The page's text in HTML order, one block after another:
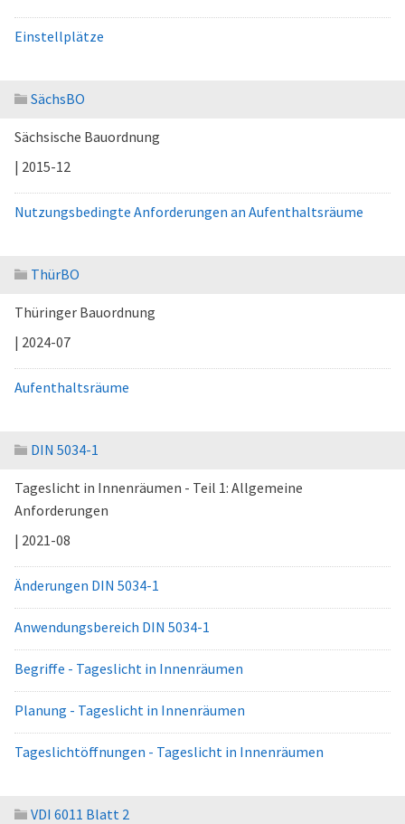
Einstellplätze
SächsBO
Sächsische Bauordnung
| 2015-12
Nutzungsbedingte Anforderungen an Aufenthaltsräume
ThürBO
Thüringer Bauordnung
| 2024-07
Aufenthaltsräume
DIN 5034-1
Tageslicht in Innenräumen - Teil 1: Allgemeine
Anforderungen
| 2021-08
Änderungen DIN 5034-1
Anwendungsbereich DIN 5034-1
Begriffe - Tageslicht in Innenräumen
Planung - Tageslicht in Innenräumen
Tageslichtöffnungen - Tageslicht in Innenräumen
VDI 6011 Blatt 2